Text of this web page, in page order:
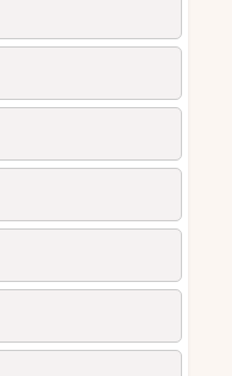
знайти школи
спорту, які
уточнюйте